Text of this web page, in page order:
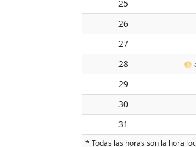
25
26
27
28
🌕
29
30
31
* Todas las horas son la hora